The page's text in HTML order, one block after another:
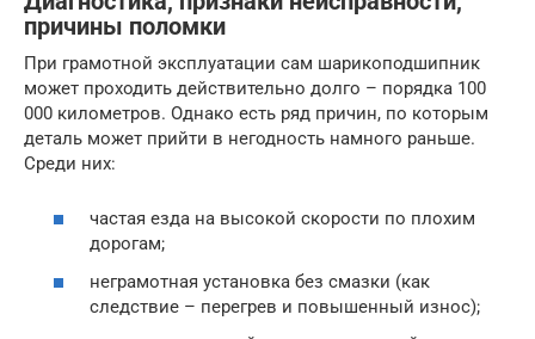
причины поломки
При грамотной эксплуатации сам шарикоподшипник
может проходить действительно долго – порядка 100
000 километров. Однако есть ряд причин, по которым
деталь может прийти в негодность намного раньше.
Среди них:
частая езда на высокой скорости по плохим
дорогам;
неграмотная установка без смазки (как
следствие – перегрев и повышенный износ);